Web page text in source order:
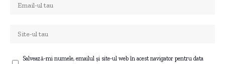
Salvează-mi numele, emailul și site-ul web în acest navigator pentru data